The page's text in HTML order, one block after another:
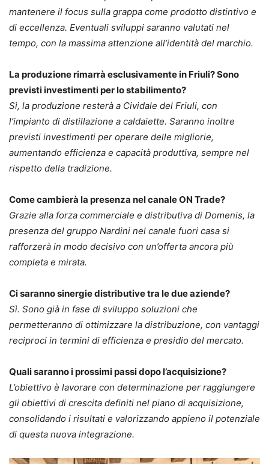
mantenere il focus sulla grappa come prodotto distintivo e
di eccellenza. Eventuali sviluppi saranno valutati nel
tempo, con la massima attenzione all’identità del marchio.
La produzione rimarrà esclusivamente in Friuli? Sono
previsti investimenti per lo stabilimento?
Sì, la produzione resterà a Cividale del Friuli, con
l’impianto di distillazione a caldaiette. Saranno inoltre
previsti investimenti per operare delle migliorie,
aumentando efficienza e capacità produttiva, sempre nel
rispetto della tradizione.
Come cambierà la presenza nel canale ON Trade?
Grazie alla forza commerciale e distributiva di Domenis, la
presenza del gruppo Nardini nel canale fuori casa si
rafforzerà in modo decisivo con un’offerta ancora più
completa e mirata.
Ci saranno sinergie distributive tra le due aziende?
Sì. Sono già in fase di sviluppo soluzioni che
permetteranno di ottimizzare la distribuzione, con vantaggi
reciproci in termini di efficienza e presidio del mercato.
Quali saranno i prossimi passi dopo l’acquisizione?
L’obiettivo è lavorare con determinazione per raggiungere
gli obiettivi di crescita definiti nel piano di acquisizione,
consolidando i risultati e valorizzando appieno il potenziale
di questa nuova integrazione.